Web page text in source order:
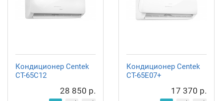
Кондиционер Centek
CT-65C12
28 850 р.
Кондиционер Centek
CT-65E07+
17 370 р.